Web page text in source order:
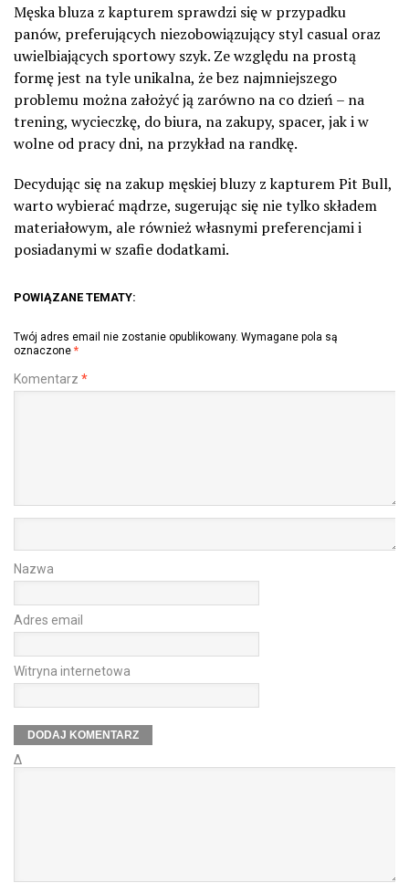
Męska bluza z kapturem sprawdzi się w przypadku
panów, preferujących niezobowiązujący styl casual oraz
uwielbiających sportowy szyk. Ze względu na prostą
formę jest na tyle unikalna, że bez najmniejszego
problemu można założyć ją zarówno na co dzień – na
trening, wycieczkę, do biura, na zakupy, spacer, jak i w
wolne od pracy dni, na przykład na randkę.
Decydując się na zakup męskiej bluzy z kapturem Pit Bull,
warto wybierać mądrze, sugerując się nie tylko składem
materiałowym, ale również własnymi preferencjami i
posiadanymi w szafie dodatkami.
POWIĄZANE TEMATY:
Twój adres email nie zostanie opublikowany. Wymagane pola są
oznaczone *
Komentarz *
Nazwa
Adres email
Witryna internetowa
Δ